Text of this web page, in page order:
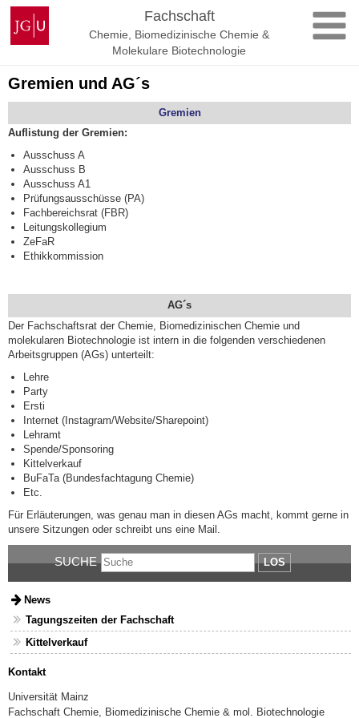
Zum
Inhalt
springen
Johannes
Gutenberg-
Universität
Fachschaft
Chemie, Biomedizinische Chemie &
Molekulare Biotechnologie
Gremien und AG´s
Gremien
Auflistung der Gremien:
Ausschuss A
Ausschuss B
Ausschuss A1
Prüfungsausschüsse (PA)
Fachbereichsrat (FBR)
Leitungskollegium
ZeFaR
Ethikkommission
AG´s
Der Fachschaftsrat der Chemie, Biomedizinischen Chemie und
molekularen Biotechnologie ist intern in die folgenden verschiedenen
Arbeitsgruppen (AGs) unterteilt:
Lehre
Party
Ersti
Internet (Instagram/Website/Sharepoint)
Lehramt
Spende/Sponsoring
Kittelverkauf
BuFaTa (Bundesfachtagung Chemie)
Etc.
Für Erläuterungen, was genau man in diesen AGs macht, kommt gerne in
unsere Sitzungen oder schreibt uns eine Mail.
SUCHE LOS
News
Tagungszeiten der Fachschaft
Kittelverkauf
Kontakt
Universität Mainz
Fachschaft Chemie, Biomedizinische Chemie & mol. Biotechnologie